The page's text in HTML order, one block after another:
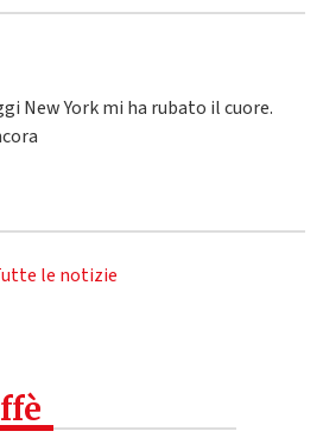
New York mi ha rubato il cuore.
le notizie